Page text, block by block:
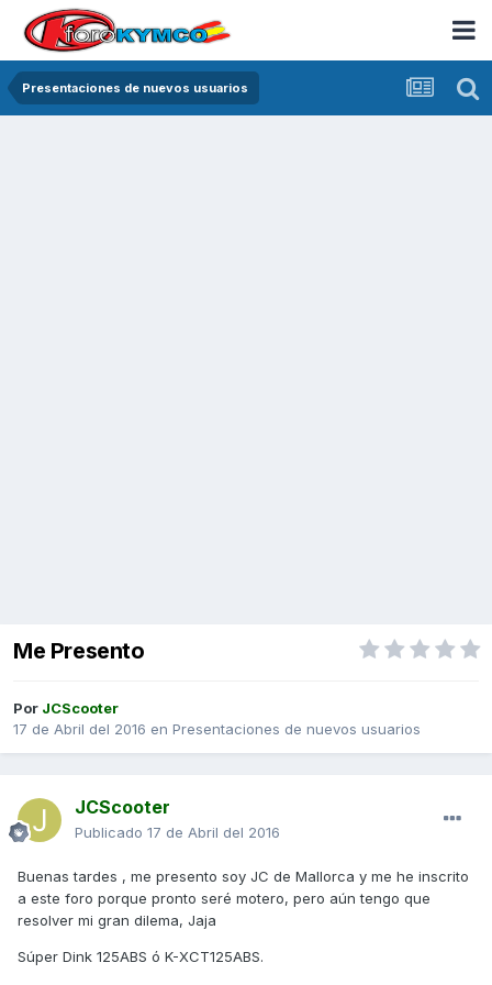
Presentaciones de nuevos usuarios
Me Presento
Por JCScooter
17 de Abril del 2016 en Presentaciones de nuevos usuarios
JCScooter
Publicado 17 de Abril del 2016
Buenas tardes , me presento soy JC de Mallorca y me he inscrito
a este foro porque pronto seré motero, pero aún tengo que
resolver mi gran dilema, Jaja
Súper Dink 125ABS ó K-XCT125ABS.